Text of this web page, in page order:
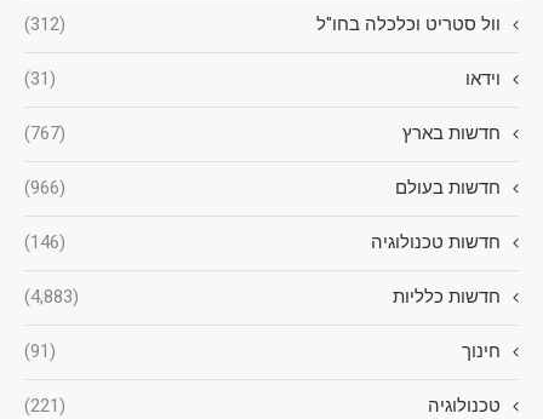
וול סטריט וכלכלה בחו"ל (312)
וידאו (31)
חדשות בארץ (767)
חדשות בעולם (966)
חדשות טכנולוגיה (146)
חדשות כלליות (4,883)
חינוך (91)
טכנולוגיה (221)